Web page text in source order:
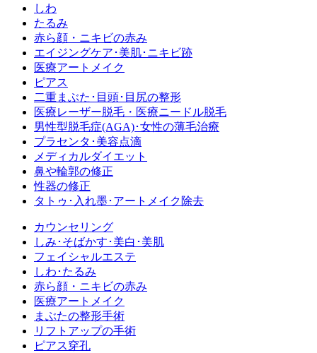
しわ
たるみ
赤ら顔・ニキビの赤み
エイジングケア･美肌･ニキビ跡
医療アートメイク
ピアス
二重まぶた･目頭･目尻の整形
医療レーザー脱毛・医療ニードル脱毛
男性型脱毛症(AGA)･女性の薄毛治療
プラセンタ･美容点滴
メディカルダイエット
鼻や輪郭の修正
性器の修正
タトゥ･入れ墨･アートメイク除去
カウンセリング
しみ･そばかす･美白･美肌
フェイシャルエステ
しわ･たるみ
赤ら顔・ニキビの赤み
医療アートメイク
まぶたの整形手術
リフトアップの手術
ピアス穿孔